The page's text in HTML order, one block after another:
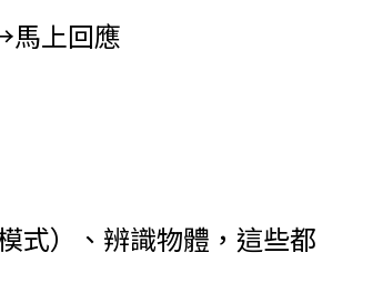
馬上回應
式）、辨識物體，這些都